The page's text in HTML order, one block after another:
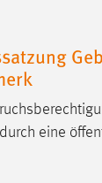
eine
zu verstehen,